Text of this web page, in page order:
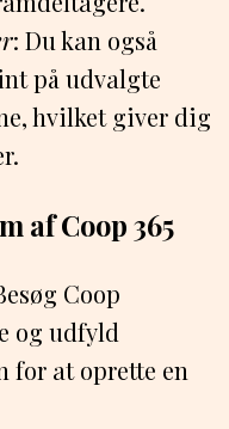
: Du kan også
på udvalgte
hvilket giver dig
af Coop 365
Coop
og udfyld
at oprette en